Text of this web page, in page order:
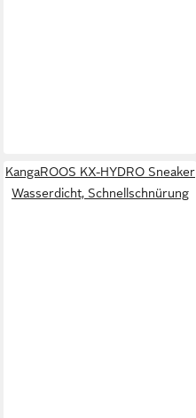
KangaROOS KX-HYDRO Sneaker
Wasserdicht, Schnellschnürung